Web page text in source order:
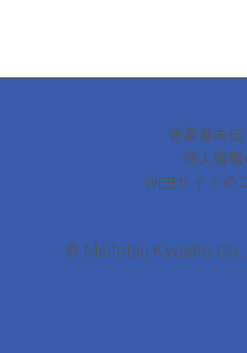
従業員向
個人情
WEBサイトの
© Meitetsu Kyosho